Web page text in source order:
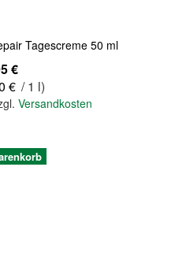
Tagescreme 50 ml
€
€ / 1 l)
Versandkosten